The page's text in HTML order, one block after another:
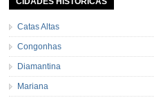
Catas Altas
Congonhas
Diamantina
Mariana